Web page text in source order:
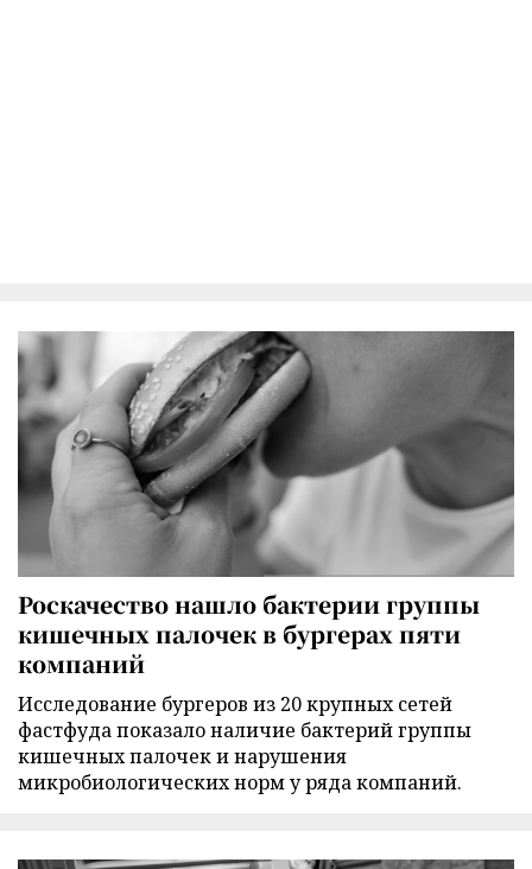
Роскачество нашло бактерии группы
кишечных палочек в бургерах пяти
компаний
Исследование бургеров из 20 крупных сетей
фастфуда показало наличие бактерий группы
кишечных палочек и нарушения
микробиологических норм у ряда компаний.